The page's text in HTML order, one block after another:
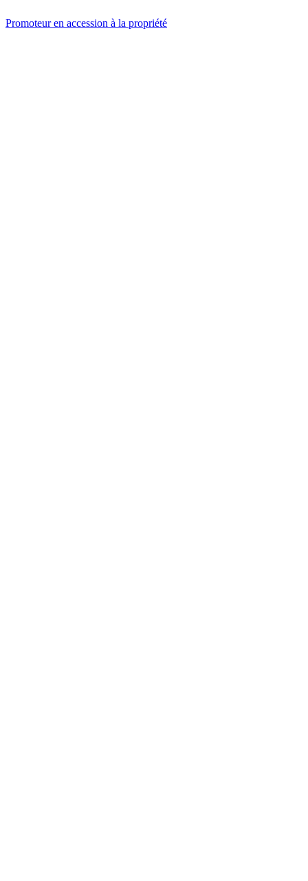
Promoteur en accession à la propriété